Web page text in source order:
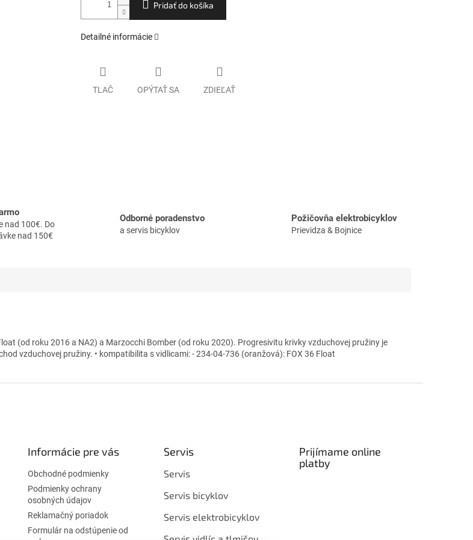
Pridať do košíka
Detailné informácie
TLAČ OPÝTAŤ SA ZDIEĽAŤ
nad 100€. Do
nad 150€
Odborné poradenstvo
a servis bicyklov
Požičovňa elektrobicyklov
Prievidza & Bojnice
(od roku 2016 a NA2) a Marzocchi Bomber (od roku 2020). Progresivitu krivky vzduchovej pružiny je
vzduchovej pružiny. • kompatibilita s vidlicami: - 234-04-736 (oranžová): FOX 36 Float
Informácie pre vás
Obchodné podmienky
Podmienky ochrany
osobných údajov
Reklamačný poriadok
Formulár na odstúpenie od
Servis
Servis
Servis bicyklov
Servis elektrobicyklov
Prijímame online
platby